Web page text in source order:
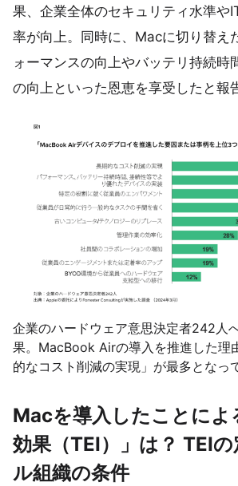
果、企業全体のセキュリティ水準や
率が向上。同時に、Macに切り替え
ォーマンスの向上やバッテリ持続時
の向上といった恩恵を享受したと報
企業のハードウェア意思決定者242人
果。MacBook Airの導入を推進した理
的なコスト削減の実現」が最多となっ
Macを導入したことによ
効果（TEI）」は？ TEI
ル組織の条件